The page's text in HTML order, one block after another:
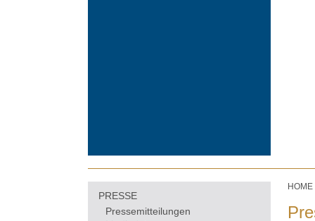
PRESSE
Pressemitteilungen
HOME